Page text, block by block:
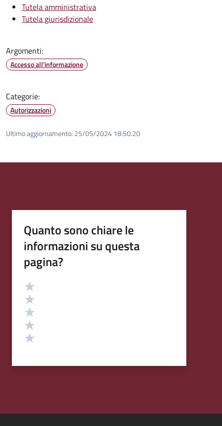
Tutela amministrativa
Tutela giurisdizionale
Argomenti:
Accesso all'informazione
Categorie:
Autorizzazioni
Ultimo aggiornamento: 25/05/2024 18:50.20
Quanto sono chiare le
informazioni su questa
pagina?
Valutazione